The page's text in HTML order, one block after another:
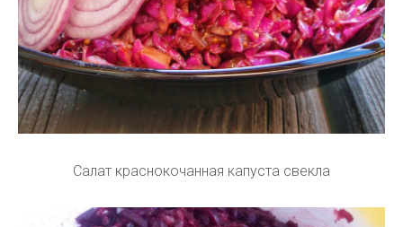
Салат краснокочанная капуста свекла